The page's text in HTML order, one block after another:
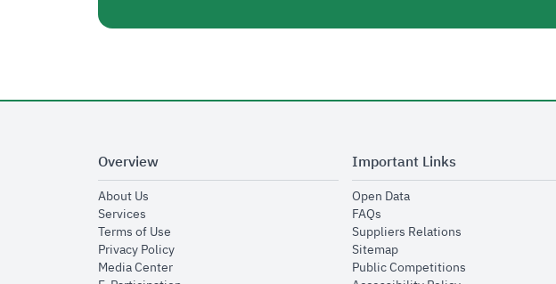
Overview
About Usopens in new window
Servicesopens in new window
Terms of Useopens in new window
Privacy Policyopens in new window
Media Centeropens in new window
Important Links
Open Dataopens in new window
FAQsopens in new window
Suppliers Relationsopens in new
Sitemapopens in new window
Public Competitionsopens in new